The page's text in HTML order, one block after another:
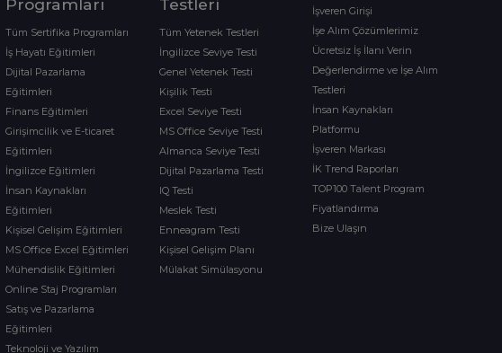
Tüm Sertifika Programları
İş Hayatı Eğitimleri
Dijital Pazarlama
Eğitimleri
Finans Eğitimleri
Girişimcilik ve E-ticaret
Eğitimleri
İngilizce Eğitimleri
İnsan Kaynakları
Eğitimleri
Kişisel Gelişim Eğitimleri
MS Office Excel Eğitimleri
Mühendislik Eğitimleri
Online Staj Programları
Satış ve Pazarlama
Eğitimleri
Teknoloji ve Yazılım
Tüm Yetenek Testleri
İngilizce Seviye Testi
Genel Yetenek Testi
Kişilik Testi
Excel Seviye Testi
MS Office Seviye Testi
Almanca Seviye Testi
Dijital Pazarlama Testi
IQ Testi
Meslek Testi
Enneagram Testi
Kişisel Gelişim Planı
Mülakat Simülasyonu
İşveren Girişi
İşe Alım Çözümlerimiz
Ücretsiz İş İlanı Verin
Değerlendirme ve İşe Alım
Testleri
İnsan Kaynakları
Platformu
İşveren Markası
İK Trend Raporları
TOP100 Talent Program
Fiyatlandırma
Bize Ulaşın